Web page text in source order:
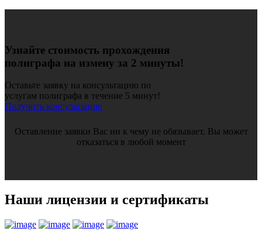
Узнайте стоимость прохождения
полиграфа на измену за 2 минуты!
Оставьте заявку на консультацию по
услугам полиграфа в течение 5 минут!
Получить консультацию
Оставление заявки Вас ни к чему не обязывает. Вы может
отказаться в любой момент
Наши лицензии и сертификаты